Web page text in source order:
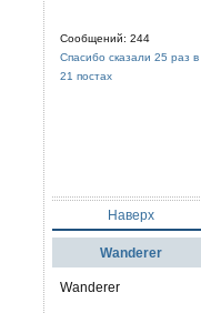
Сообщений: 244
Спасибо сказали 25 раз в
21 постах
Наверх
Wanderer
Wanderer